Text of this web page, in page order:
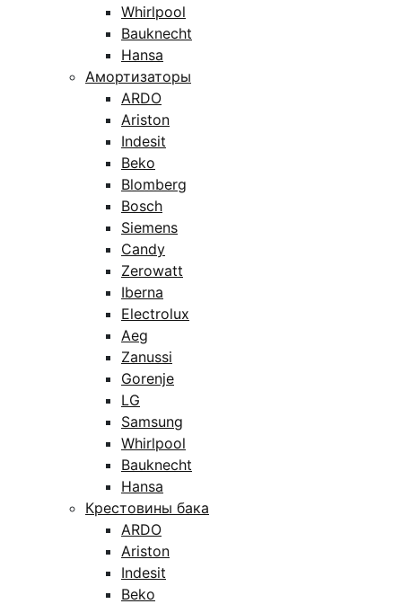
Whirlpool
Bauknecht
Hansa
Амортизаторы
ARDO
Ariston
Indesit
Beko
Blomberg
Bosch
Siemens
Candy
Zerowatt
Iberna
Electrolux
Aeg
Zanussi
Gorenje
LG
Samsung
Whirlpool
Bauknecht
Hansa
Крестовины бака
ARDO
Ariston
Indesit
Beko